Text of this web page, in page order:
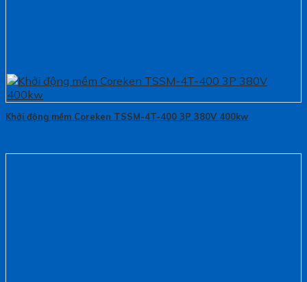
Khởi động mềm Coreken TSSM-4T-400 3P 380V 400kw